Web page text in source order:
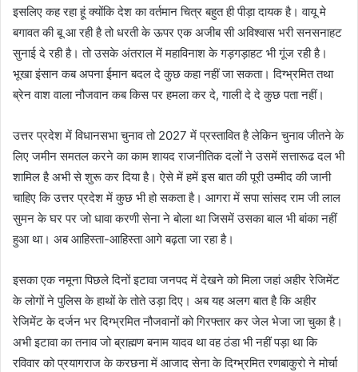
इसलिए कह रहा हूं क्योंकि देश का वर्तमान चित्र बहुत ही पीड़ा दायक है। वायू मे
बगावत की बू आ रही है तो धरती के ऊपर एक अजीब सी अविश्वास भरी सनसनाहट
सुनाई दे रही है। तो उसके अंतराल में महाविनाश के गड़गड़ाहट भी गूंज रही है।
भूखा इंसान कब अपना ईमान बदल दे कुछ कहा नहीं जा सकता। दिग्भ्रमित तथा
ब्रेन वाश वाला नौजवान कब किस पर हमला कर दे, गाली दे दे कुछ पता नहीं।
उत्तर प्रदेश में विधानसभा चुनाव तो 2027 में प्रस्तावित है लेकिन चुनाव जीतने के
लिए जमीन समतल करने का काम शायद राजनीतिक दलों ने उसमें सत्तारूढ दल भी
शामिल है अभी से शुरू कर दिया है। ऐसे में हमें इस बात की पूरी उम्मीद की जानी
चाहिए कि उत्तर प्रदेश में कुछ भी हो सकता है। आगरा में सपा सांसद राम जी लाल
सुमन के घर पर जो धावा करणी सेना ने बोला था जिसमें उसका बाल भी बांका नहीं
हुआ था। अब आहिस्ता-आहिस्ता आगे बढ़ता जा रहा है।
इसका एक नमूना पिछले दिनों इटावा जनपद में देखने को मिला जहां अहीर रेजिमेंट
के लोगों ने पुलिस के हाथों के तोते उड़ा दिए। अब यह अलग बात है कि अहीर
रेजिमेंट के दर्जन भर दिग्भ्रमित नौजवानों को गिरफ्तार कर जेल भेजा जा चुका है।
अभी इटावा का तनाव जो ब्राह्मण बनाम यादव था वह ठंडा भी नहीं पड़ा था कि
रविवार को प्रयागराज के करछना में आजाद सेना के दिग्भ्रमित रणबाकुरो ने मोर्चा